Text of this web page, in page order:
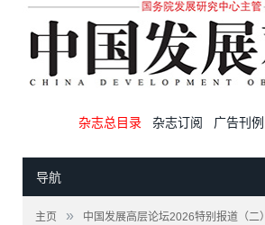
杂志总目录 杂志订阅 广告刊例
导航
主页 » 中国发展高层论坛2026特别报道（二）